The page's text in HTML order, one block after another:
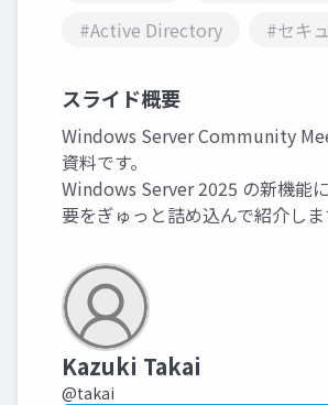
#Active Directory
#セキ
スライド概要
Windows Server Community
資料です。
Windows Server 2025 の新機能
要をぎゅっと詰め込んで紹介しま
Kazuki Takai
@takai